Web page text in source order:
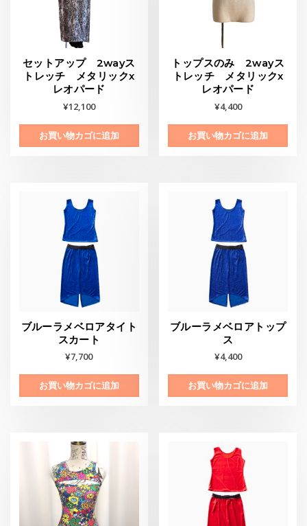
セットアップ 2wayス
トレッチ メタリックx
レオパード
¥12,100
お買い物カゴに追加
トップスのみ 2wayス
トレッチ メタリックx
レオパード
¥4,400
お買い物カゴに追加
ブルーラメベロアタイト
スカート
¥7,700
お買い物カゴに追加
ブルーラメベロアトップ
ス
¥4,400
お買い物カゴに追加